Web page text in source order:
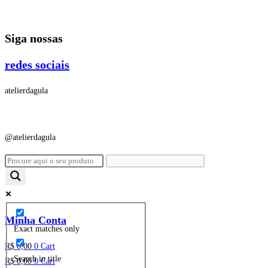
o
Siga nossas
redes sociais
atelierdagula
@atelierdagula
Exact matches only
Search in title
Minha Conta
R$ 0,00 0 Cart
R$0,00 0 Cart